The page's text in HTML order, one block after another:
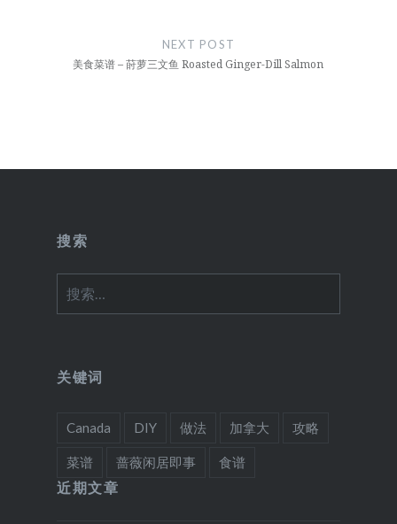
NEXT POST
美食菜谱 – 莳萝三文鱼 Roasted Ginger-Dill Salmon
搜索
索：
关键词
Canada DIY 做法 加拿大 攻略
菜谱 蔷薇闲居即事 食谱
近期文章